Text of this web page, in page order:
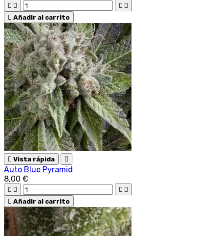
   
 Añadir al carrito
 Vista rápida 
Auto Blue Pyramid
8,00 €
   
 Añadir al carrito